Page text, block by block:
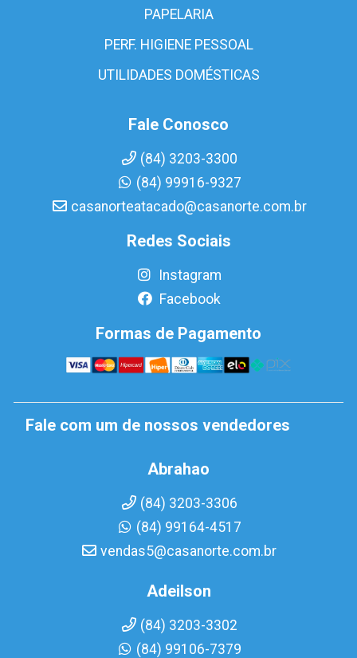
PAPELARIA
PERF. HIGIENE PESSOAL
UTILIDADES DOMÉSTICAS
Fale Conosco
(84) 3203-3300
(84) 99916-9327
casanorteatacado@casanorte.com.br
Redes Sociais
Instagram
Facebook
Formas de Pagamento
Fale com um de nossos vendedores
Abrahao
(84) 3203-3306
(84) 99164-4517
vendas5@casanorte.com.br
Adeilson
(84) 3203-3302
(84) 99106-7379